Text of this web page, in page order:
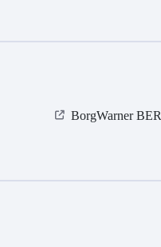
BorgWarner